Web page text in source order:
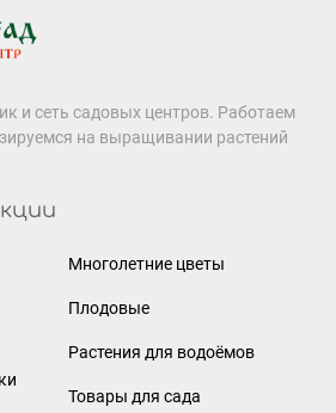
и сеть садовых центров. Работаем
на выращивании растений
Многолетние цветы
Плодовые
Растения для водоёмов
Товары для сада